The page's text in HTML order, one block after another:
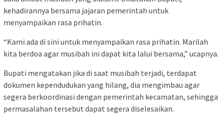
kehadirannya bersama jajaran pemerintah untuk
menyampaikan rasa prihatin.
“Kami ada di sini untuk menyampaikan rasa prihatin. Marilah
kita berdoa agar musibah ini dapat kita lalui bersama,” ucapnya.
Bupati mengatakan jika di saat musibah terjadi, terdapat
dokumen kependudukan yang hilang, dia mengimbau agar
segera berkoordinasi dengan pemerintah kecamatan, sehingga
permasalahan tersebut dapat segera diselesaikan.